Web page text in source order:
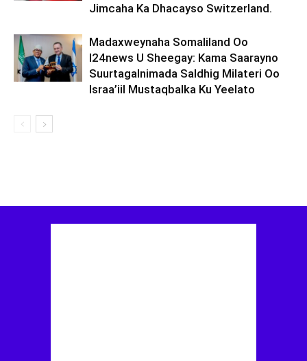
Jimcaha Ka Dhacayso Switzerland.
Madaxweynaha Somaliland Oo
I24news U Sheegay: Kama Saarayno
Suurtagalnimada Saldhig Milateri Oo
Israa’iil Mustaqbalka Ku Yeelato